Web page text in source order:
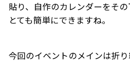
貼り、自作のカレンダーをその
とても簡単にできますね。
今回のイベントのメインは折り